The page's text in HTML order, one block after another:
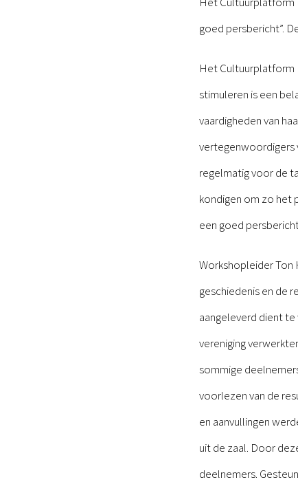
goed persbericht”.
Het Cultuurplatform
stimuleren is een
vaardigheden van
vertegenwoordigers
regelmatig voor de
kondigen om zo het
een goed
Workshopleider Ton
geschiedenis en de
aangeleverd dient
vereniging
sommige
voorlezen van de
en aanvullingen
uit de zaal. Door
deelnemers.